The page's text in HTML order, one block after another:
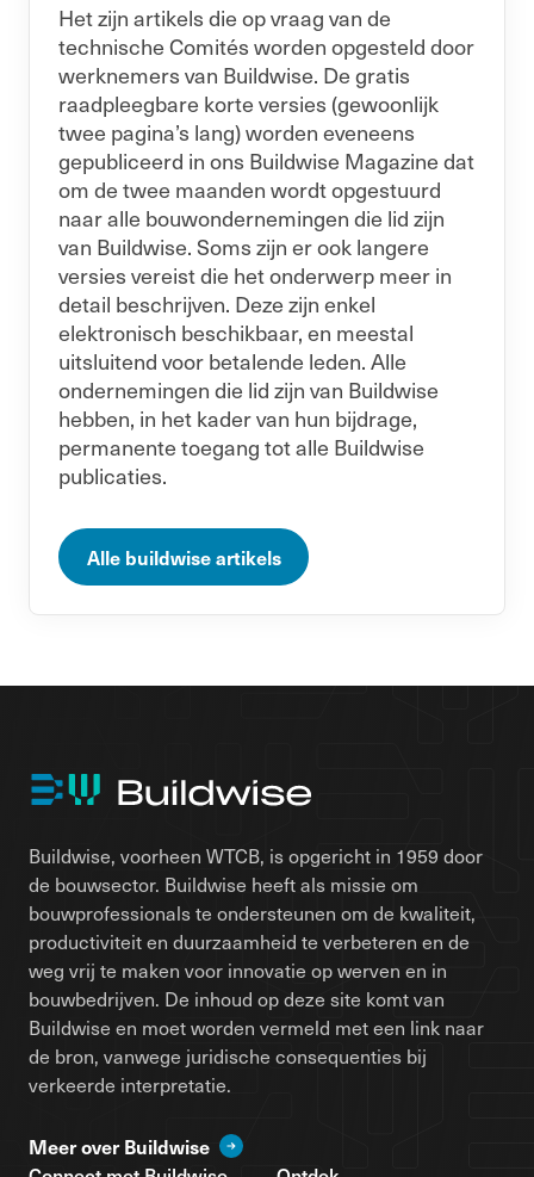
Het zijn artikels die op vraag van de
technische Comités worden opgesteld door
werknemers van Buildwise. De gratis
raadpleegbare korte versies (gewoonlijk
twee pagina’s lang) worden eveneens
gepubliceerd in ons Buildwise Magazine dat
om de twee maanden wordt opgestuurd
naar alle bouwondernemingen die lid zijn
van Buildwise. Soms zijn er ook langere
versies vereist die het onderwerp meer in
detail beschrijven. Deze zijn enkel
elektronisch beschikbaar, en meestal
uitsluitend voor betalende leden. Alle
ondernemingen die lid zijn van Buildwise
hebben, in het kader van hun bijdrage,
permanente toegang tot alle Buildwise
publicaties.
Alle buildwise artikels
Buildwise, voorheen WTCB, is opgericht in 1959 door
de bouwsector. Buildwise heeft als missie om
bouwprofessionals te ondersteunen om de kwaliteit,
productiviteit en duurzaamheid te verbeteren en de
weg vrij te maken voor innovatie op werven en in
bouwbedrijven. De inhoud op deze site komt van
Buildwise en moet worden vermeld met een link naar
de bron, vanwege juridische consequenties bij
verkeerde interpretatie.
Meer over Buildwise